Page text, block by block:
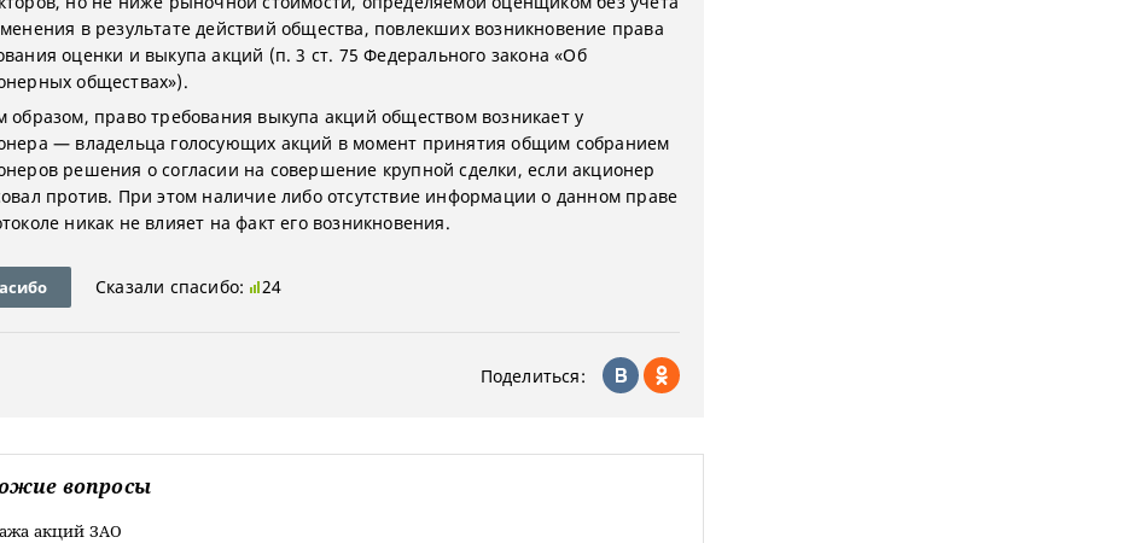
в результате действий общества, повлекших возникновение права
оценки и выкупа акций (п. 3 ст. 75 Федерального закона «Об
обществах»).
образом, право требования выкупа акций обществом возникает у
— владельца голосующих акций в момент принятия общим собранием
решения о согласии на совершение крупной сделки, если акционер
против. При этом наличие либо отсутствие информации о данном праве
никак не влияет на факт его возникновения.
Сказали спасибо: 24
Поделиться:
вопросы
акций ЗАО